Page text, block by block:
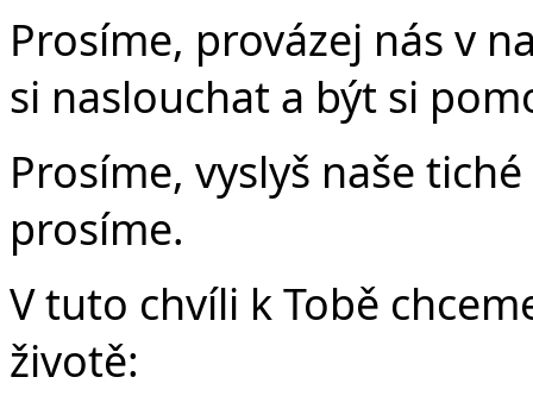
Prosíme, provázej nás v
si naslouchat a být si
Prosíme, vyslyš naše
prosíme.
V tuto chvíli k Tobě
životě: